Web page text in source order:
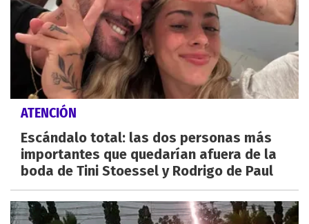
ATENCIÓN
Escándalo total: las dos personas más
importantes que quedarían afuera de la
boda de Tini Stoessel y Rodrigo de Paul